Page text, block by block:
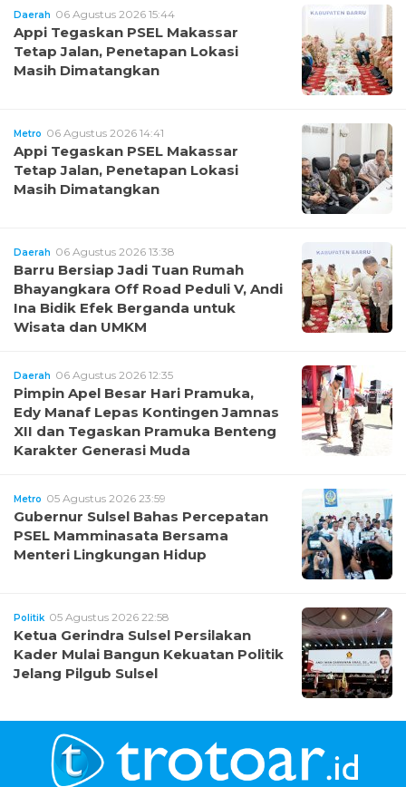
Daerah 06 Agustus 2026 15:44
Appi Tegaskan PSEL Makassar
Tetap Jalan, Penetapan Lokasi
Masih Dimatangkan
Metro 06 Agustus 2026 14:41
Appi Tegaskan PSEL Makassar
Tetap Jalan, Penetapan Lokasi
Masih Dimatangkan
Daerah 06 Agustus 2026 13:38
Barru Bersiap Jadi Tuan Rumah
Bhayangkara Off Road Peduli V, Andi
Ina Bidik Efek Berganda untuk
Wisata dan UMKM
Daerah 06 Agustus 2026 12:35
Pimpin Apel Besar Hari Pramuka,
Edy Manaf Lepas Kontingen Jamnas
XII dan Tegaskan Pramuka Benteng
Karakter Generasi Muda
Metro 05 Agustus 2026 23:59
Gubernur Sulsel Bahas Percepatan
PSEL Mamminasata Bersama
Menteri Lingkungan Hidup
Politik 05 Agustus 2026 22:58
Ketua Gerindra Sulsel Persilakan
Kader Mulai Bangun Kekuatan Politik
Jelang Pilgub Sulsel